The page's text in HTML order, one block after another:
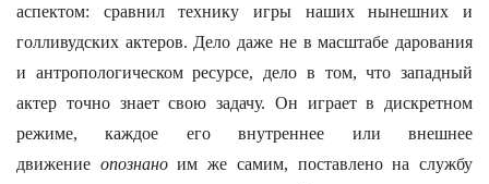
аспектом: сравнил технику игры наших нынешних и
голливудских актеров. Дело даже не в масштабе дарования
и антропологическом ресурсе, дело в том, что западный
актер точно знает свою задачу. Он играет в дискретном
режиме, каждое его внутреннее или внешнее
движение опознаноим же самим, поставлено на службу